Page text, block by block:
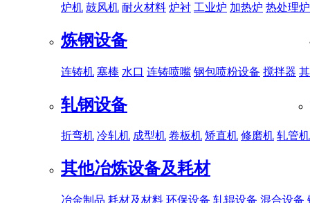
炉机 鼓风机 耐火材料 炉衬 工业炉 加热炉 热处理炉
炼钢设备
连铸机 塞棒 水口 连铸喷嘴 钢包喷粉设备 搅拌器
轧钢设备
折弯机 冷轧机 成型机 卷板机 矫直机 修磨机 轧管机
其他冶炼设备及耗材
冶金制品 耗材及材料 环保设备 轧辊设备 混合设备